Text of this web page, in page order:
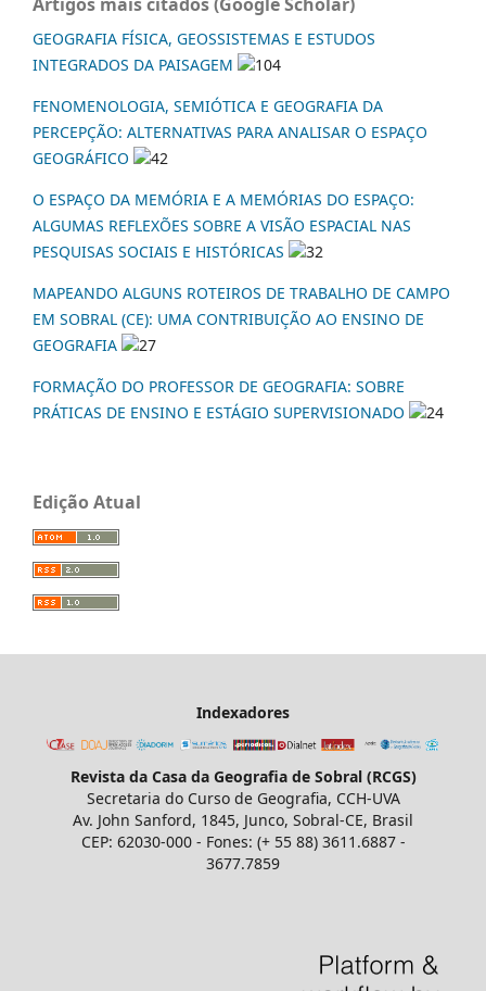
GEOGRAFIA FÍSICA, GEOSSISTEMAS E ESTUDOS
INTEGRADOS DA PAISAGEM
104
FENOMENOLOGIA, SEMIÓTICA E GEOGRAFIA DA
PERCEPÇÃO: ALTERNATIVAS PARA ANALISAR O ESPAÇO
GEOGRÁFICO
42
O ESPAÇO DA MEMÓRIA E A MEMÓRIAS DO ESPAÇO:
ALGUMAS REFLEXÕES SOBRE A VISÃO ESPACIAL NAS
PESQUISAS SOCIAIS E HISTÓRICAS
32
MAPEANDO ALGUNS ROTEIROS DE TRABALHO DE CAMPO
EM SOBRAL (CE): UMA CONTRIBUIÇÃO AO ENSINO DE
GEOGRAFIA
27
FORMAÇÃO DO PROFESSOR DE GEOGRAFIA: SOBRE
PRÁTICAS DE ENSINO E ESTÁGIO SUPERVISIONADO
24
Edição Atual
Indexadores
Revista da Casa da Geografia de Sobral (RCGS)
Secretaria do Curso de Geografia, CCH-UVA
Av. John Sanford, 1845, Junco, Sobral-CE, Brasil
CEP: 62030-000 - Fones: (+ 55 88) 3611.6887 -
3677.7859